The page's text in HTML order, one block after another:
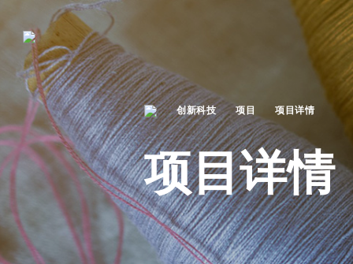
创新科技 项目 项目详情
项目详情